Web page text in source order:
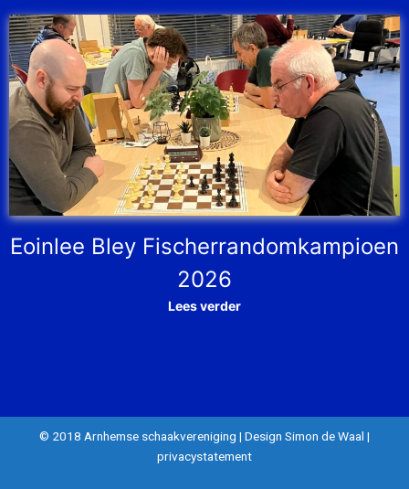
Eoinlee Bley Fischerrandomkampioen
2026
Lees verder
© 2018 Arnhemse schaakvereniging | Design Simon de Waal |
privacystatement